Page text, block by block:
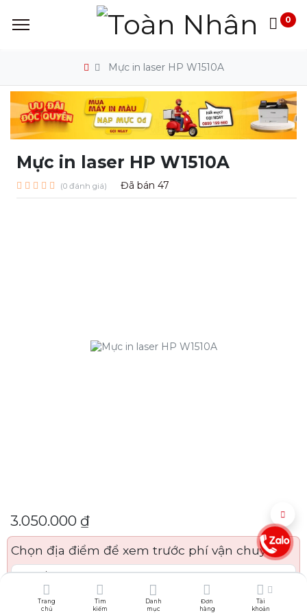
Trang
chủ
Tìm
kiếm
Danh
mục
Đơn
hàng
Tài
khoản
0
Mực in laser HP W1510A
Mực in laser HP W1510A
(0 đánh giá) Đã bán 47
3.050.000 ₫
Chọn địa điểm để xem trước phí vận chuyển: